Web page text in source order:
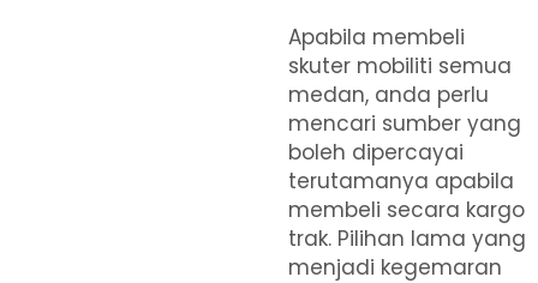
Apabila membeli
skuter mobiliti semua
medan, anda perlu
mencari sumber yang
boleh dipercayai
terutamanya apabila
membeli secara kargo
trak. Pilihan lama yang
menjadi kegemaran